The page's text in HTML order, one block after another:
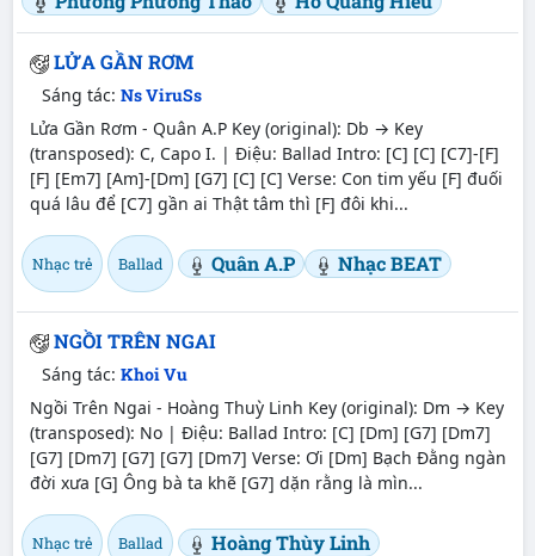
LỬA GẦN RƠM
Sáng tác: Ns ViruSs
Lửa Gần Rơm - Quân A.P Key (original): Db → Key
(transposed): C, Capo I. | Điệu: Ballad Intro: [C] [C] [C7]-[F]
[F] [Em7] [Am]-[Dm] [G7] [C] [C] Verse: Con tim yếu [F] đuối
quá lâu để [C7] gần ai Thật tâm thì [F] đôi khi...
Nhạc trẻ Ballad Quân A.P Nhạc BEAT
NGỒI TRÊN NGAI
Sáng tác: Khoi Vu
Ngồi Trên Ngai - Hoàng Thuỳ Linh Key (original): Dm → Key
(transposed): No | Điệu: Ballad Intro: [C] [Dm] [G7] [Dm7]
[G7] [Dm7] [G7] [G7] [Dm7] Verse: Ơi [Dm] Bạch Đằng ngàn
đời xưa [G] Ông bà ta khẽ [G7] dặn rằng là mìn...
Nhạc trẻ Ballad Hoàng Thùy Linh